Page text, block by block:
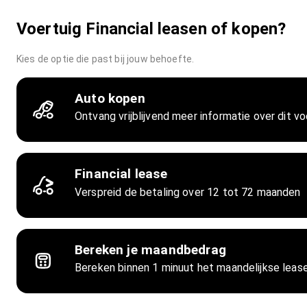
Voertuig Financial leasen of kopen?
Kies de optie die past bij jouw behoefte.
Auto kopen
Ontvang vrijblijvend meer informatie over dit
Financial lease
Verspreid de betaling over 12 tot 72 maanden
Bereken je maandbedrag
Bereken binnen 1 minuut het maandelijkse